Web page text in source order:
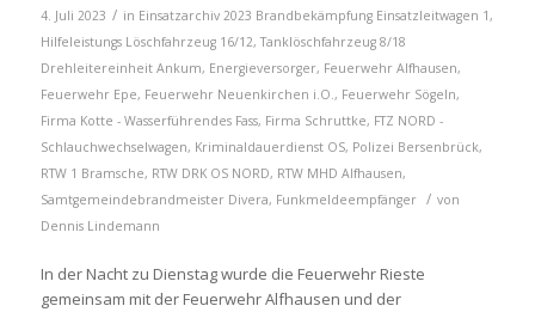
4. Juli 2023 / in Einsatzarchiv 2023 Brandbekämpfung Einsatzleitwagen 1,
Hilfeleistungs Löschfahrzeug 16/12,Tanklöschfahrzeug 8/18
Drehleitereinheit Ankum, Energieversorger, Feuerwehr Alfhausen,
Feuerwehr Epe, Feuerwehr Neuenkirchen i.O., Feuerwehr Sögeln,
Firma Kotte - Wasserführendes Fass, Firma Schruttke, FTZ NORD -
Schlauchwechselwagen, Kriminaldauerdienst OS, Polizei Bersenbrück,
RTW 1 Bramsche, RTW DRK OS NORD, RTW MHD Alfhausen,
Samtgemeindebrandmeister Divera, Funkmeldeempfänger / von
Dennis Lindemann
In der Nacht zu Dienstag wurde die Feuerwehr Rieste
gemeinsam mit der Feuerwehr Alfhausen und der